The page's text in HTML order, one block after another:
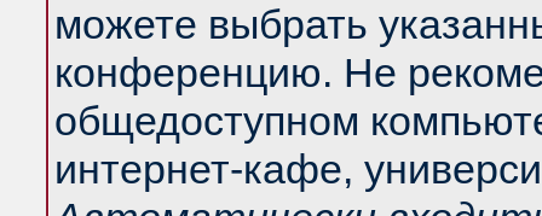
можете выбрать
конференцию. Не
общедоступном
интернет-кафе,